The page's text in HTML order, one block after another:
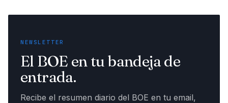
NEWSLETTER
El BOE en tu bandeja de
entrada.
Recibe el resumen diario del BOE en tu email,